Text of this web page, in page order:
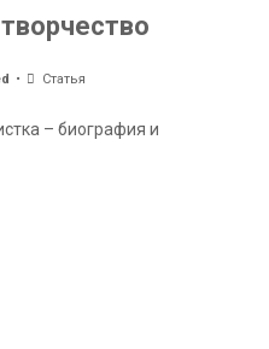
Статья